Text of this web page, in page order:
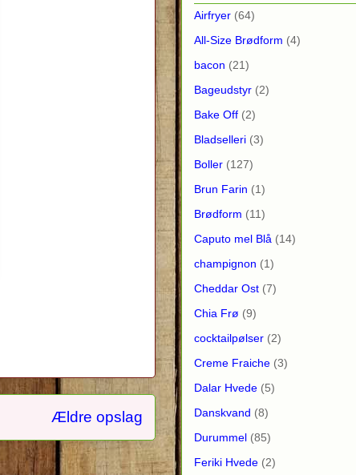
Ældre opslag
Airfryer (64)
All-Size Brødform (4)
bacon (21)
Bageudstyr (2)
Bake Off (2)
Bladselleri (3)
Boller (127)
Brun Farin (1)
Brødform (11)
Caputo mel Blå (14)
champignon (1)
Cheddar Ost (7)
Chia Frø (9)
cocktailpølser (2)
Creme Fraiche (3)
Dalar Hvede (5)
Danskvand (8)
Durummel (85)
Feriki Hvede (2)